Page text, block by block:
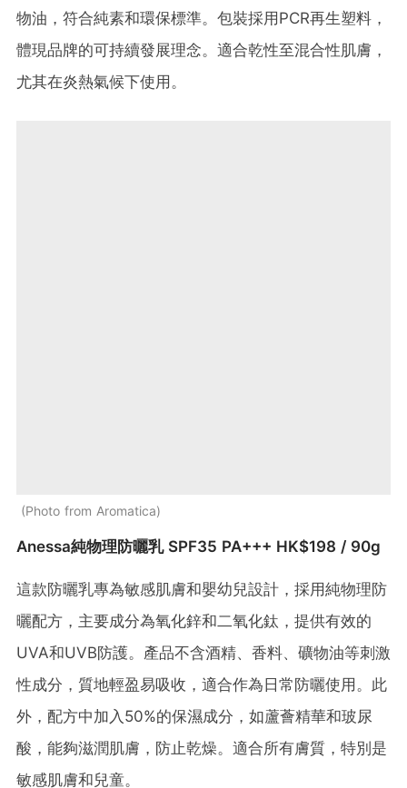
物油，符合純素和環保標準。​包裝採用PCR再生塑料，
體現品牌的可持續發展理念。​適合乾性至混合性肌膚，
尤其在炎熱氣候下使用。​
Photo from Aromatica
Anessa純物理防曬乳 SPF35 PA+++ HK$198 / 90g
這款防曬乳專為敏感肌膚和嬰幼兒設計，採用純物理防
曬配方，主要成分為氧化鋅和二氧化鈦，提供有效的
UVA和UVB防護。​產品不含酒精、香料、礦物油等刺激
性成分，質地輕盈易吸收，適合作為日常防曬使用。​此
外，配方中加入50%的保濕成分，如蘆薈精華和玻尿
酸，能夠滋潤肌膚，防止乾燥。​適合所有膚質，特別是
敏感肌膚和兒童。​